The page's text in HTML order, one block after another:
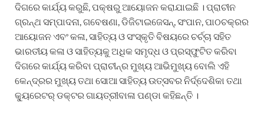
ଦିଗରେ କାର୍ଯ୍ୟ କରୁଛି, ପକ୍ଷରୁ ଆୟୋଜନ କରାଯାଇଛି । ପ୍ରାଚୀନ
ଗ୍ରନ୍ଥ ସମ୍ପାଦନା, ଗବେଷଣା, ଡିଜିଟାଇଜେସନ୍‌, ସଂପାନ, ପାଠଚକ୍ରର
ଆୟୋଜନ ଏବଂ କଳା, ସାହିତ୍ୟ ଓ ସଂସ୍କୃତି ବିଷୟରେ ଚର୍ଚ୍ଚା ସହିତ
ଭାରତୀୟ କଳା ଓ ସାହିତ୍ୟକୁ ଅଧିକ ସମୃଦ୍ଧ ଓ ପ୍ରସ୍ଫୁଟିତ କରିବା
ଦିଗରେ କାର୍ଯ୍ୟ କରିବା ପ୍ରାଚୀନ୍‌ର ମୁଖ୍ୟ ଆଭିମୁଖ୍ୟ ବୋଲି ଏହି
କେନ୍ଦ୍ରର ମୁଖ୍ୟ ତଥା ସୋଆ ସାହିତ୍ୟ ଉତ୍ସବର ନିର୍ଦ୍ଦେଶିକା ତଥା
କ୍ୟୁରେଟର୍ ଡକ୍ଟର ଗାୟତ୍ରୀବାଳା ପଣ୍ଡା କହିଛନ୍ତି ।